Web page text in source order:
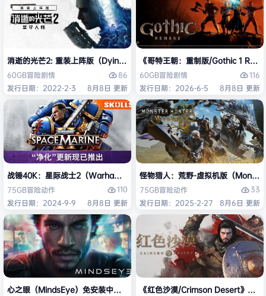
消逝的光芒2: 重装上阵版（Dying Light 2 Stay Human: Reloaded
60GB冒险剧情
86
发行日期：2022-2-3
8月8日 更新
《哥特王朝：重制版/Gothic 1
60GB冒险剧情
116
发行日期：2026-6-5
8月8日 更新
战锤40K：星际战士2（Warhammer 40,000: Space Marine 2）免安装
75GB冒险动作
110
发行日期：2024-9-9
8月8日 更新
怪物猎人：荒野-虚拟机版（
75GB冒险动作
33
发行日期：2025-2-27
8月6日 更新
心之眼（MindsEye）免安装中文版 《红色沙漠/Crimson Desert》免安